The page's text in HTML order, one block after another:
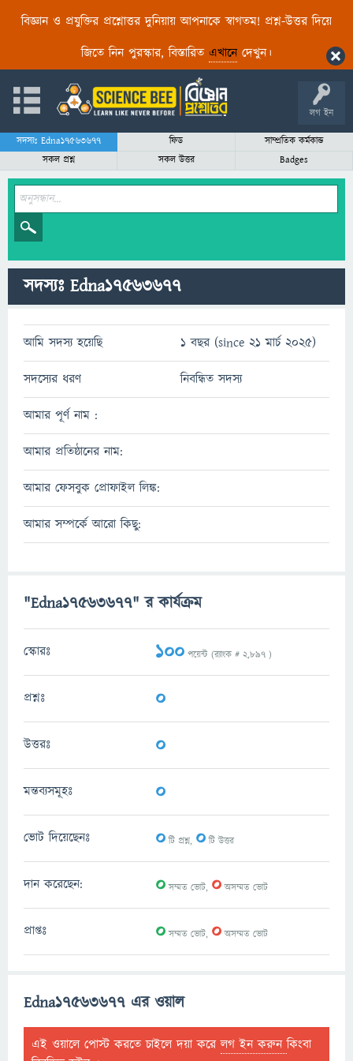
বিজ্ঞান ও প্রযুক্তির প্রশ্নোত্তর দুনিয়ায় আপনাকে স্বাগতম! প্রশ্ন-উত্তর দিয়ে
জিতে নিন পুরস্কার, বিস্তারিত এখানেদেখুন।
লগ ইন
সদস্যঃ Edna17563677 ফিড
সাম্প্রতিক কর্মকান্ড
সকল প্রশ্ন
সকল উত্তর Badges
সদস্যঃ Edna17563677
আমি সদস্য হয়েছি 1 বছর (since 21 মার্চ 2025)
সদস্যের ধরণ নিবন্ধিত সদস্য
আমার পূর্ণ নাম :
আমার প্রতিষ্ঠানের নাম:
আমার ফেসবুক প্রোফাইল লিঙ্ক:
আমার সম্পর্কে আরো কিছু:
"Edna17563677" র কার্যক্রম
স্কোরঃ 100 পয়েন্ট (র‌্যাংক # 2,897 )
প্রশ্নঃ 0
উত্তরঃ 0
মন্তব্যসমূহঃ 0
ভোট দিয়েছেনঃ 0টি প্রশ্ন, 0টি উত্তর
দান করেছেন: 0সম্মত ভোট, 0অসম্মত ভোট
প্রাপ্তঃ 0সম্মত ভোট, 0অসম্মত ভোট
Edna17563677 এর ওয়াল
এই ওয়ালে পোস্ট করতে চাইলে দয়া করেলগ ইন করুনকিংবা